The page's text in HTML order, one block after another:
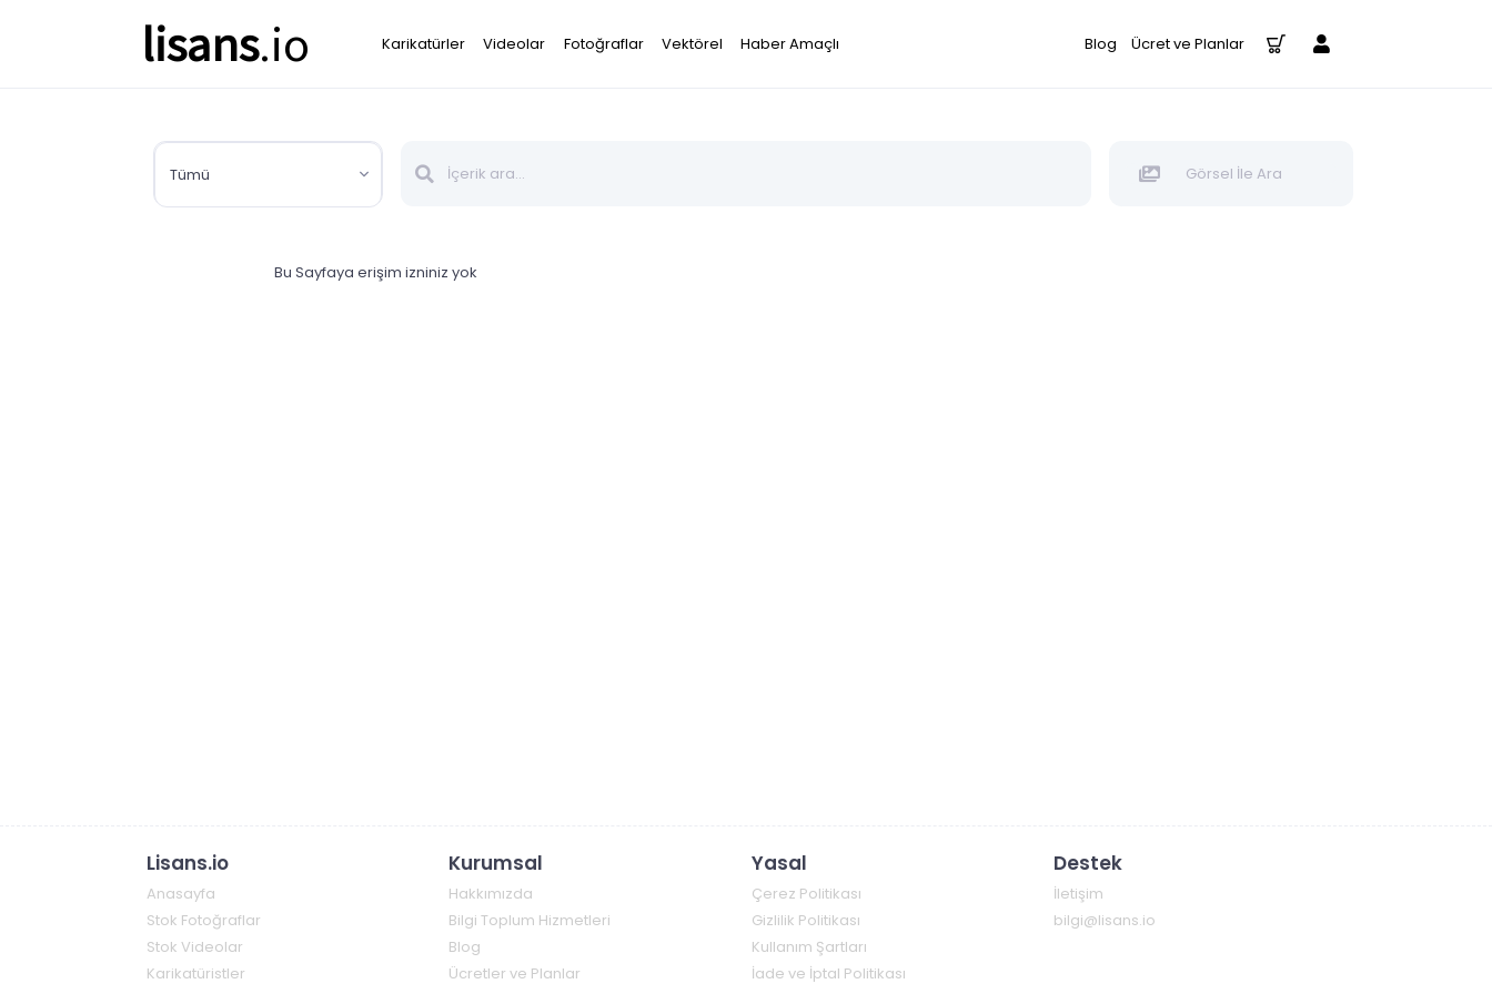
lisans.io Karikatürler Videolar Fotoğraflar Vektörel Haber Amaçlı Blog Ücret ve Planlar
Tümü Görsel İle Ara
Bu Sayfaya erişim izniniz yok
Lisans.io
Anasayfa
Stok Fotoğraflar
Stok Videolar
Karikatüristler
Kurumsal
Hakkımızda
Bilgi Toplum Hizmetleri
Blog
Ücretler ve Planlar
Yasal
Çerez Politikası
Gizlilik Politikası
Kullanım Şartları
İade ve İptal Politikası
Destek
İletişim
bilgi@lisans.io